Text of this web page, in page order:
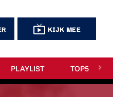
PLAYLIST TOP5
live_tv KIJK MEE